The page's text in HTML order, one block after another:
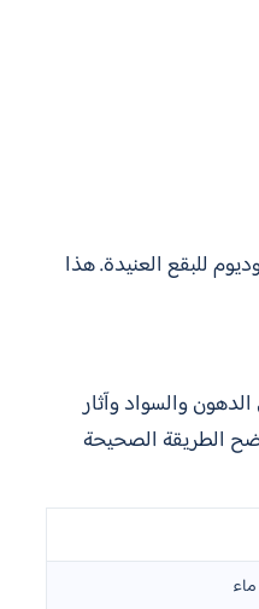
للبقع العنيدة. هذا
والسواد وآثار
الطريقة الصحيحة